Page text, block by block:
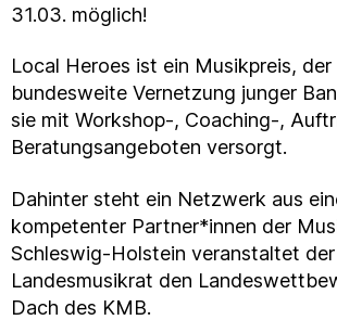
31.03. möglich!
Local Heroes ist ein Musikpreis, der
bundesweite Vernetzung junger
sie mit Workshop-, Coaching-,
Beratungsangeboten versorgt.
Dahinter steht ein Netzwerk aus
kompetenter Partner*innen der
Schleswig-Holstein veranstaltet der
Landesmusikrat den
Dach des KMB.